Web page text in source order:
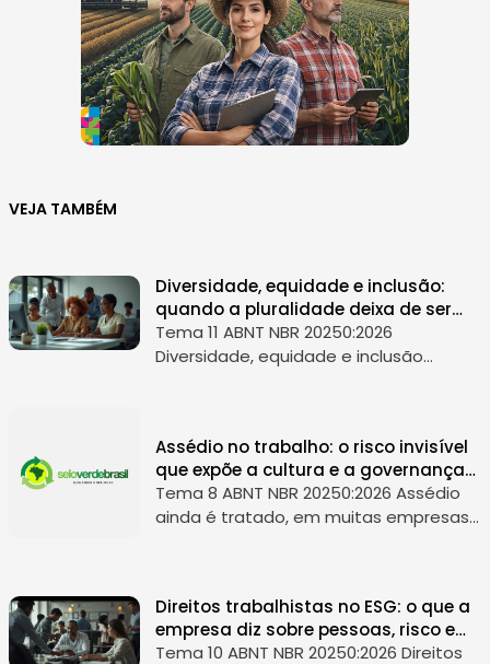
VEJA TAMBÉM
Diversidade, equidade e inclusão:
quando a pluralidade deixa de ser
discurso e vira governança
Tema 11 ABNT NBR 20250:2026
Diversidade, equidade e inclusão
modernidade organizaci...
Assédio no trabalho: o risco invisível
que expõe a cultura e a governança
da empresa
Tema 8 ABNT NBR 20250:2026 Assédio
ainda é tratado, em muitas empresas,
Direitos trabalhistas no ESG: o que a
empresa diz sobre pessoas, risco e
governança
Tema 10 ABNT NBR 20250:2026 Direitos